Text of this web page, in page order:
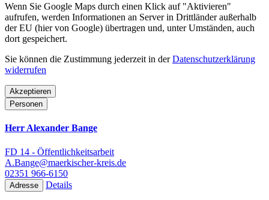
Wenn Sie Google Maps durch einen Klick auf "Aktivieren"
aufrufen, werden Informationen an Server in Drittländer außerhalb
der EU (hier von Google) übertragen und, unter Umständen, auch
dort gespeichert.
Sie können die Zustimmung jederzeit in derDatenschutzerklärung
widerrufen
Akzeptieren
Personen
Herr Alexander Bange
FD 14 - Öffentlichkeitsarbeit
A.Bange@maerkischer-kreis.de
02351 966-6150
Adresse Details